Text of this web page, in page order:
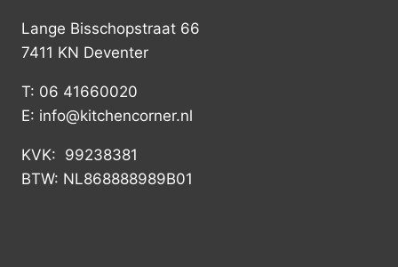
Lange Bisschopstraat 66
7411 KN Deventer
T: 06 41660020
E: info@kitchencorner.nl
KVK: 99238381
BTW: NL868888989B01